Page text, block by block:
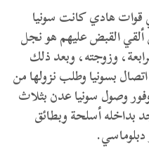
هادي كانت سونيا
القبض عليهم هو نجل
وزوجته، وبعد ذلك
بسونيا وطلب نزولها من
وصول سونيا عدن بثلاث
بداخله أسلحة وبطائق